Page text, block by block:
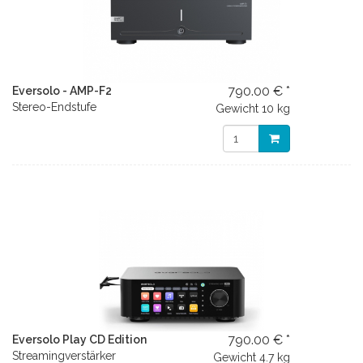
Eversolo - AMP-F2
Stereo-Endstufe
790.00 € *
Gewicht 10 kg
Eversolo Play CD Edition
Streamingverstärker
790.00 € *
Gewicht 4.7 kg